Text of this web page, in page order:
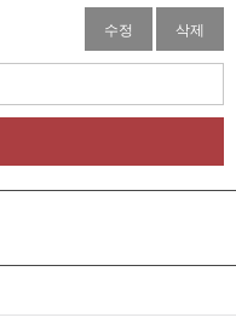
수정 삭제